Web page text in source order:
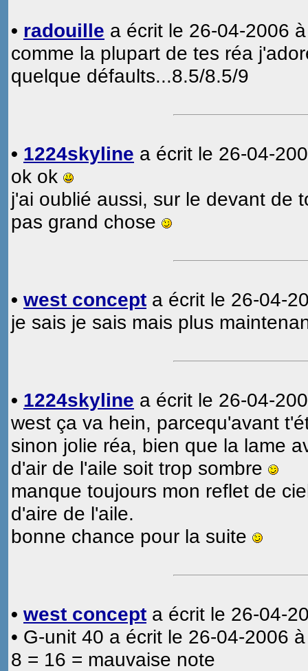
• radouille a écrit le 26-04-2006
comme la plupart de tes réa
quelque défaults...8.5/8.5/9
• 1224skyline a écrit le 26-04-
ok ok
j'ai oublié aussi, sur le devant de
pas grand chose
• west concept a écrit le 26-04-
je sais je sais mais plus
• 1224skyline a écrit le 26-04-
west ça va hein, parcequ'avant
sinon jolie réa, bien que la lame
d'air de l'aile soit trop sombre
manque toujours mon reflet de
d'aire de l'aile.
bonne chance pour la suite
• west concept a écrit le 26-04-
• G-unit 40 a écrit le 26-04-2006
8 = 16 = mauvaise note